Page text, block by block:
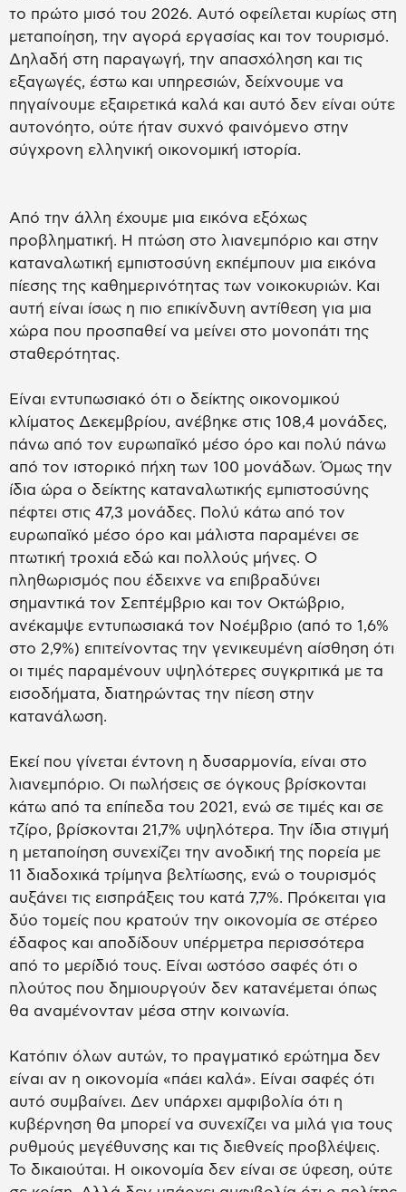
το πρώτο μισό του 2026. Αυτό οφείλεται κυρίως στη
μεταποίηση, την αγορά εργασίας και τον τουρισμό.
Δηλαδή στη παραγωγή, την απασχόληση και τις
εξαγωγές, έστω και υπηρεσιών, δείχνουμε να
πηγαίνουμε εξαιρετικά καλά και αυτό δεν είναι ούτε
αυτονόητο, ούτε ήταν συχνό φαινόμενο στην
σύγχρονη ελληνική οικονομική ιστορία.
Από την άλλη έχουμε μια εικόνα εξόχως
προβληματική. Η πτώση στο λιανεμπόριο και στην
καταναλωτική εμπιστοσύνη εκπέμπουν μια εικόνα
πίεσης της καθημερινότητας των νοικοκυριών. Και
αυτή είναι ίσως η πιο επικίνδυνη αντίθεση για μια
χώρα που προσπαθεί να μείνει στο μονοπάτι της
σταθερότητας.
Είναι εντυπωσιακό ότι ο δείκτης οικονομικού
κλίματος Δεκεμβρίου, ανέβηκε στις 108,4 μονάδες,
πάνω από τον ευρωπαϊκό μέσο όρο και πολύ πάνω
από τον ιστορικό πήχη των 100 μονάδων. Όμως την
ίδια ώρα ο δείκτης καταναλωτικής εμπιστοσύνης
πέφτει στις 47,3 μονάδες. Πολύ κάτω από τον
ευρωπαϊκό μέσο όρο και μάλιστα παραμένει σε
πτωτική τροχιά εδώ και πολλούς μήνες. Ο
πληθωρισμός που έδειχνε να επιβραδύνει
σημαντικά τον Σεπτέμβριο και τον Οκτώβριο,
ανέκαμψε εντυπωσιακά τον Νοέμβριο (από το 1,6%
στο 2,9%) επιτείνοντας την γενικευμένη αίσθηση ότι
οι τιμές παραμένουν υψηλότερες συγκριτικά με τα
εισοδήματα, διατηρώντας την πίεση στην
κατανάλωση.
Εκεί που γίνεται έντονη η δυσαρμονία, είναι στο
λιανεμπόριο. Οι πωλήσεις σε όγκους βρίσκονται
κάτω από τα επίπεδα του 2021, ενώ σε τιμές και σε
τζίρο, βρίσκονται 21,7% υψηλότερα. Την ίδια στιγμή
η μεταποίηση συνεχίζει την ανοδική της πορεία με
11 διαδοχικά τρίμηνα βελτίωσης, ενώ ο τουρισμός
αυξάνει τις εισπράξεις του κατά 7,7%. Πρόκειται για
δύο τομείς που κρατούν την οικονομία σε στέρεο
έδαφος και αποδίδουν υπέρμετρα περισσότερα
από το μερίδιό τους. Είναι ωστόσο σαφές ότι ο
πλούτος που δημιουργούν δεν κατανέμεται όπως
θα αναμένονταν μέσα στην κοινωνία.
Κατόπιν όλων αυτών, το πραγματικό ερώτημα δεν
είναι αν η οικονομία «πάει καλά». Είναι σαφές ότι
αυτό συμβαίνει. Δεν υπάρχει αμφιβολία ότι η
κυβέρνηση θα μπορεί να συνεχίζει να μιλά για τους
ρυθμούς μεγέθυνσης και τις διεθνείς προβλέψεις.
Το δικαιούται. Η οικονομία δεν είναι σε ύφεση, ούτε